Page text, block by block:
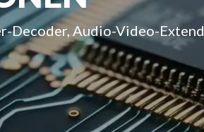
Decoder, Audio-Video-